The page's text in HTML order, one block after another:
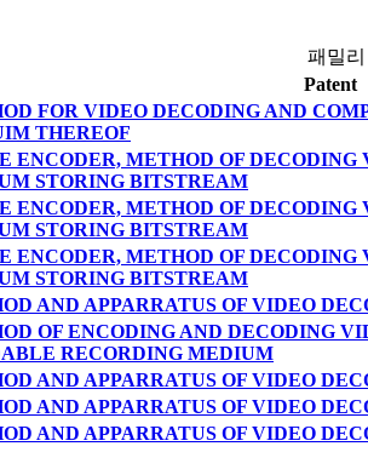
패밀
Patent
FOR VIDEO DECODING AND
THEREOF
ENCODER, METHOD OF
STORING BITSTREAM
ENCODER, METHOD OF
STORING BITSTREAM
ENCODER, METHOD OF
STORING BITSTREAM
AND APPARRATUS OF VIDEO
OF ENCODING AND DECODING
RECORDING MEDIUM
AND APPARRATUS OF VIDEO
AND APPARRATUS OF VIDEO
AND APPARRATUS OF VIDEO